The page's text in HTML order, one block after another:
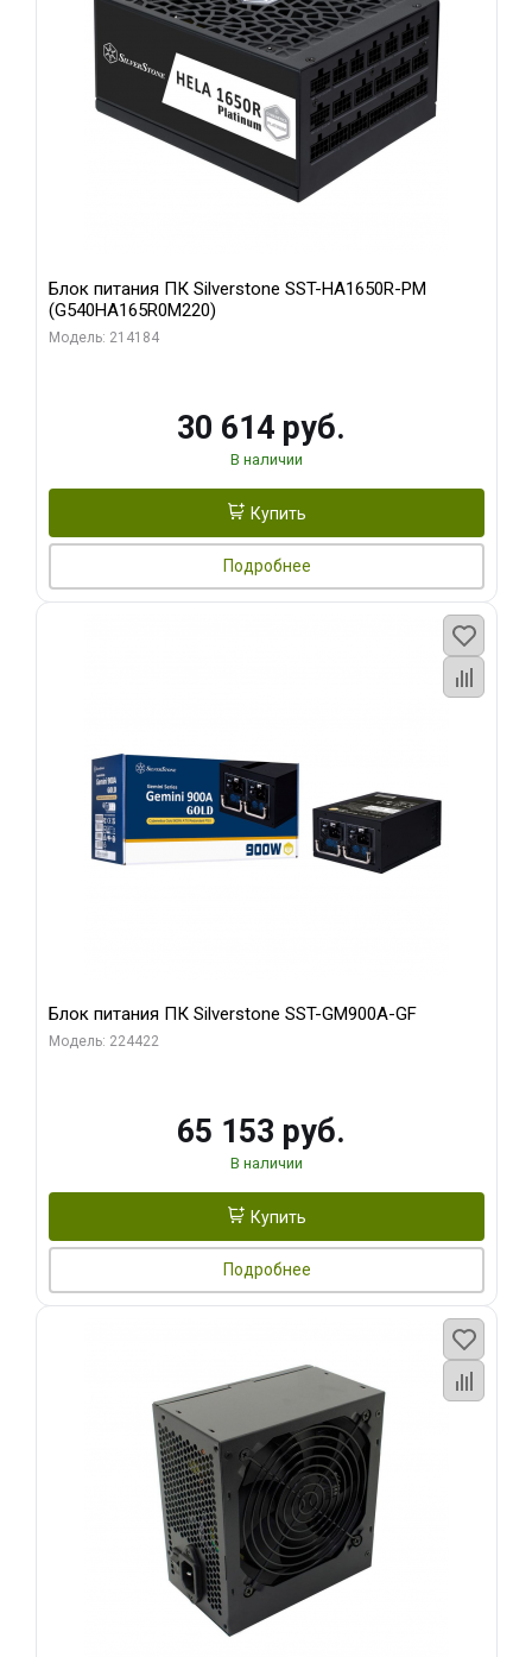
Блок питания ПК Silverstone SST-HA1650R-PM
(G540HA165R0M220)
Модель: 214184
30 614 руб.
В наличии
Купить
Подробнее
Блок питания ПК Silverstone SST-GM900A-GF
Модель: 224422
65 153 руб.
В наличии
Купить
Подробнее